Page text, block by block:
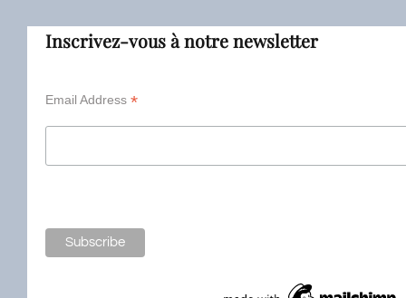
Inscrivez-vous à notre newsletter
Email Address *